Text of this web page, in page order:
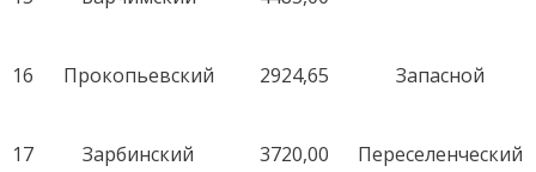
16 Прокопьевский 2924,65 Запасной
17 Зарбинский 3720,00 Переселенческий